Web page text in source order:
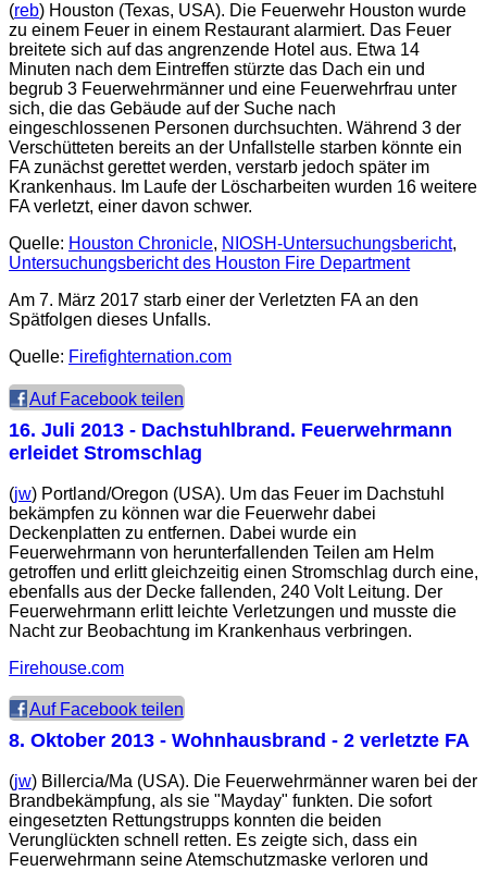
(reb) Houston (Texas, USA). Die Feuerwehr Houston wurde
zu einem Feuer in einem Restaurant alarmiert. Das Feuer
breitete sich auf das angrenzende Hotel aus. Etwa 14
Minuten nach dem Eintreffen stürzte das Dach ein und
begrub 3 Feuerwehrmänner und eine Feuerwehrfrau unter
sich, die das Gebäude auf der Suche nach
eingeschlossenen Personen durchsuchten. Während 3 der
Verschütteten bereits an der Unfallstelle starben könnte ein
FA zunächst gerettet werden, verstarb jedoch später im
Krankenhaus. Im Laufe der Löscharbeiten wurden 16 weitere
FA verletzt, einer davon schwer.
Quelle: Houston Chronicle, NIOSH-Untersuchungsbericht,
Untersuchungsbericht des Houston Fire Department
Am 7. März 2017 starb einer der Verletzten FA an den
Spätfolgen dieses Unfalls.
Quelle: Firefighternation.com
Auf Facebook teilen
16. Juli 2013 - Dachstuhlbrand. Feuerwehrmann
erleidet Stromschlag
(jw) Portland/Oregon (USA). Um das Feuer im Dachstuhl
bekämpfen zu können war die Feuerwehr dabei
Deckenplatten zu entfernen. Dabei wurde ein
Feuerwehrmann von herunterfallenden Teilen am Helm
getroffen und erlitt gleichzeitig einen Stromschlag durch eine,
ebenfalls aus der Decke fallenden, 240 Volt Leitung. Der
Feuerwehrmann erlitt leichte Verletzungen und musste die
Nacht zur Beobachtung im Krankenhaus verbringen.
Firehouse.com
Auf Facebook teilen
8. Oktober 2013 - Wohnhausbrand - 2 verletzte FA
(jw) Billercia/Ma (USA). Die Feuerwehrmänner waren bei der
Brandbekämpfung, als sie "Mayday" funkten. Die sofort
eingesetzten Rettungstrupps konnten die beiden
Verunglückten schnell retten. Es zeigte sich, dass ein
Feuerwehrmann seine Atemschutzmaske verloren und